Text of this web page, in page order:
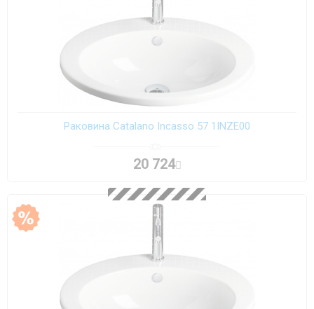
Раковина Catalano Incasso 57 1INZE00
20 724